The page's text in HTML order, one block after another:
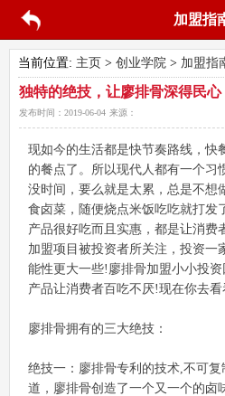
加盟指
当前位置: 主页 > 创业学院> 加盟指
独特的绝技，让廖排骨深得民心
发布时间： 2019-06-04 来源：
现如今的生活都是快节奏路线，快
的餐点了。所以现代人都有一个习
没时间，要么就是太累，总是不想
食卤菜，随便烧点米饭吃吃就打发
产品很好吃而且实惠，都是让消费
加盟项目被投资者所关注，投资一
能性更大一些!廖排骨加盟小小投
产品让消费者百吃不厌!现在你去
廖排骨拥有的三大绝技：
绝技一：廖排骨专利的技术,不可
道，廖排骨创造了一个又一个的卤